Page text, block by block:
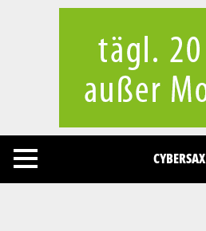
CYBERSAX
Cookies management panel